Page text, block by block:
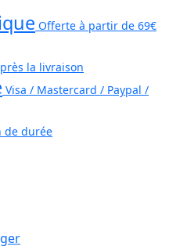
Offerte à partir de 69€
la livraison
Visa / Mastercard / Paypal /
de durée